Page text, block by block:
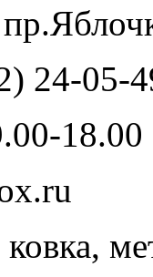
24-05-
18.00